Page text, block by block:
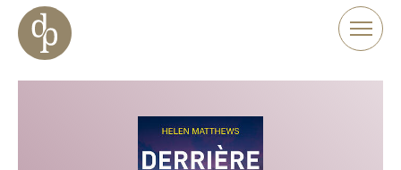
Aller au contenu principal
Aller à la navigation
Aller à la recherche sur le site web